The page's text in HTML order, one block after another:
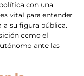
con una
vital para entender
a su figura pública.
como el
ante las